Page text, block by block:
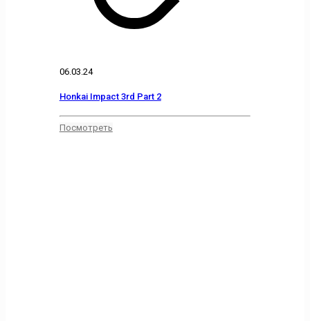
06.03.24
Honkai Impact 3rd Part 2
Посмотреть